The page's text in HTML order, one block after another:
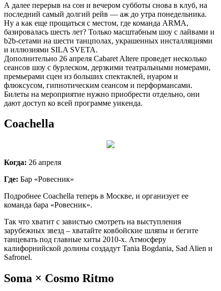
А далее перерыв на сон и вечером субботы снова в клуб, на
последний самый долгий рейв — аж до утра понедельника.
Ну а как еще прощаться с местом, где команда ARMA,
базировалась шесть лет? Только масштабным шоу с лайвами и
b2b-сетами на шести танцполах, украшенных инсталляциями
и иллюзиями SILA SVETA.
Дополнительно 26 апреля Cabaret Altere проведет несколько
сеансов шоу с бурлеском, дерзкими театральными номерами,
премьерами сцен из больших спектаклей, нуаром и
флюксусом, гипнотическим сеансом и перформансами.
Билеты на мероприятие нужно приобрести отдельно, они
дают доступ ко всей программе уикенда.
Coachella
Когда: 26 апреля
Где: Бар «Ровесник»
Подробнее Coachella теперь в Москве, и организует ее
команда бара «Ровесник».
Так что хватит с завистью смотреть на выступления
зарубежных звезд – хватайте ковбойские шляпы и бегите
танцевать под главные хиты 2010-х. Атмосферу
калифорнийской долины создадут Tania Bogdania, Sad Alien и
Safronel.
Soma × Cosmo Ritmo